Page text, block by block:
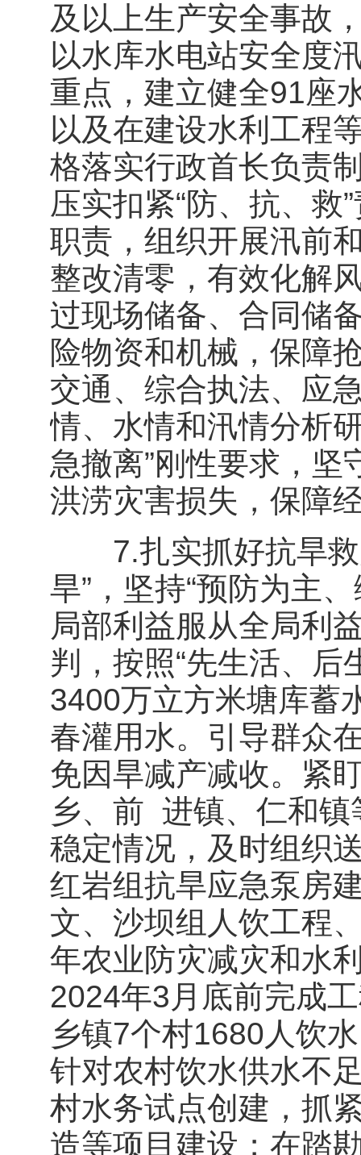
及以上生产安全事故
以水库水电站安全度
重点，建立健全91座
以及在建设水利工程
格落实行政首长负责
压实扣紧“防、抗、救
职责，组织开展汛前
整改清零，有效化解
过现场储备、合同储
险物资和机械，保障
交通、综合执法、应
情、水情和汛情分析
急撤离”刚性要求，坚
洪涝灾害损失，保障
7.扎实抓好抗旱救
旱”，坚持“预防为主
局部利益服从全局利
判，按照“先生活、后
3400万立方米塘库蓄
春灌用水。引导群众
免因旱减产减收。紧
乡、前 进镇、仁和
稳定情况，及时组织
红岩组抗旱应急泵房
文、沙坝组人饮工程
年农业防灾减灾和水
2024年3月底前完成
乡镇7个村1680人饮
针对农村饮水供水不
村水务试点创建，抓
造等项目建设；在踏